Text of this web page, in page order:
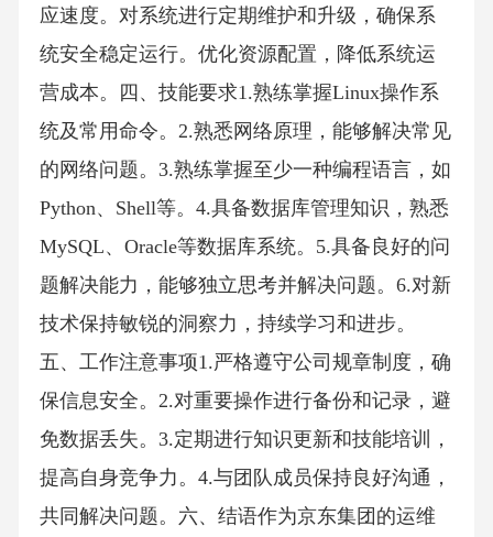
应速度。对系统进行定期维护和升级，确保系
统安全稳定运行。优化资源配置，降低系统运
营成本。四、技能要求1.熟练掌握Linux操作系
统及常用命令。2.熟悉网络原理，能够解决常见
的网络问题。3.熟练掌握至少一种编程语言，如
Python、Shell等。4.具备数据库管理知识，熟悉
MySQL、Oracle等数据库系统。5.具备良好的问
题解决能力，能够独立思考并解决问题。6.对新
技术保持敏锐的洞察力，持续学习和进步。
五、工作注意事项1.严格遵守公司规章制度，确
保信息安全。2.对重要操作进行备份和记录，避
免数据丢失。3.定期进行知识更新和技能培训，
提高自身竞争力。4.与团队成员保持良好沟通，
共同解决问题。六、结语作为京东集团的运维